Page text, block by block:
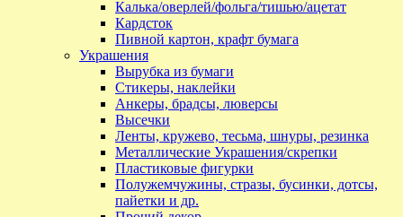
Калька/оверлей/фольга/тишью/ацетат
Кардсток
Пивной картон, крафт бумага
Украшения
Вырубка из бумаги
Стикеры, наклейки
Анкеры, брадсы, люверсы
Высечки
Ленты, кружево, тесьма, шнуры, резинка
Металлические Украшения/скрепки
Пластиковые фигурки
Полужемчужины, стразы, бусинки, дотсы,
пайетки и др.